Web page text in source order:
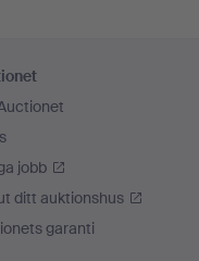
jobb
ditt auktionshus
garanti